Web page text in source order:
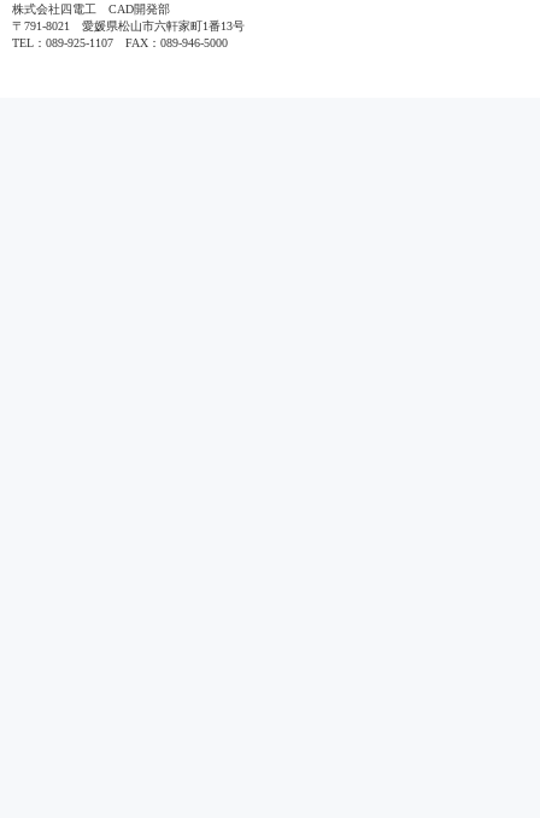
株式会社四電工 CAD開発部
〒791-8021 愛媛県松山市六軒家町1番13号
TEL：089-925-1107 FAX：089-946-5000